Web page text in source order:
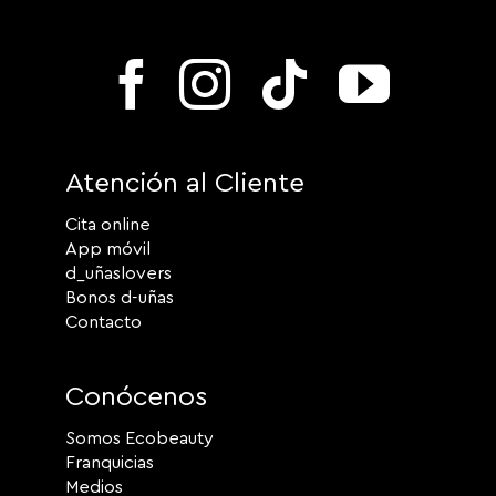
Atención al Cliente
Cita online
App móvil
d_uñaslovers
Bonos d-uñas
Contacto
Conócenos
Somos Ecobeauty
Franquicias
Medios